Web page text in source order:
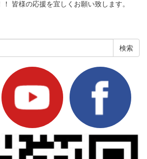
皆様の応援を宜しくお願い致します。